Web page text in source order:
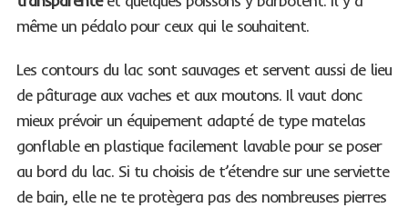
même un pédalo pour ceux qui le souhaitent.
Les contours du lac sont sauvages et servent aussi de lieu
de pâturage aux vaches et aux moutons. Il vaut donc
mieux prévoir un équipement adapté de type matelas
gonflable en plastique facilement lavable pour se poser
au bord du lac. Si tu choisis de t’étendre sur une serviette
de bain, elle ne te protègera pas des nombreuses pierres